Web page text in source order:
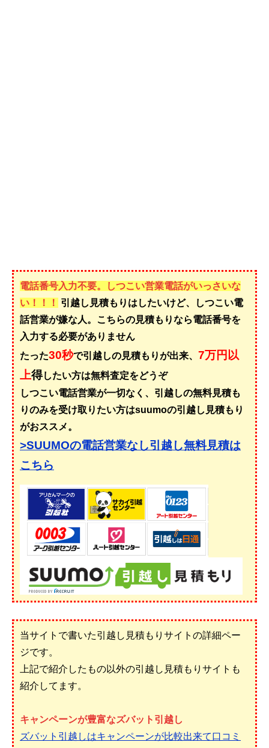
電話番号入力不要。しつこい営業電話がいっさいな
い！！！
引越し見積もりはしたいけど、しつこい電
話営業が嫌な人。こちらの見積もりなら電話番号を
入力する必要がありません
たった30秒で引越しの見積もりが出来、 7万円以
上得したい方は無料査定をどうぞ
しつこい電話営業が一切なく、引越しの無料見積も
りのみを受け取りたい方はsuumoの引越し見積もり
がおススメ。
>SUUMOの電話営業なし引越し無料見積は
こちら
当サイトで書いた引越し見積もりサイトの詳細ペー
ジです。
上記で紹介したもの以外の引越し見積もりサイトも
紹介してます。
キャンペーンが豊富なズバット引越し
ズバット引越しはキャンペーンが比較出来て口コミ